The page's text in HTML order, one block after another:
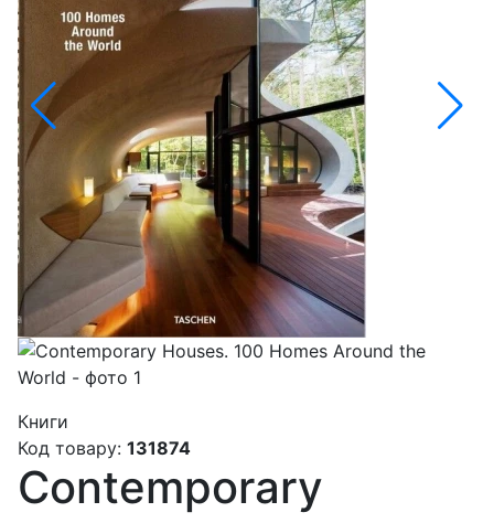
Книги
Код товару: 131874
Contemporary